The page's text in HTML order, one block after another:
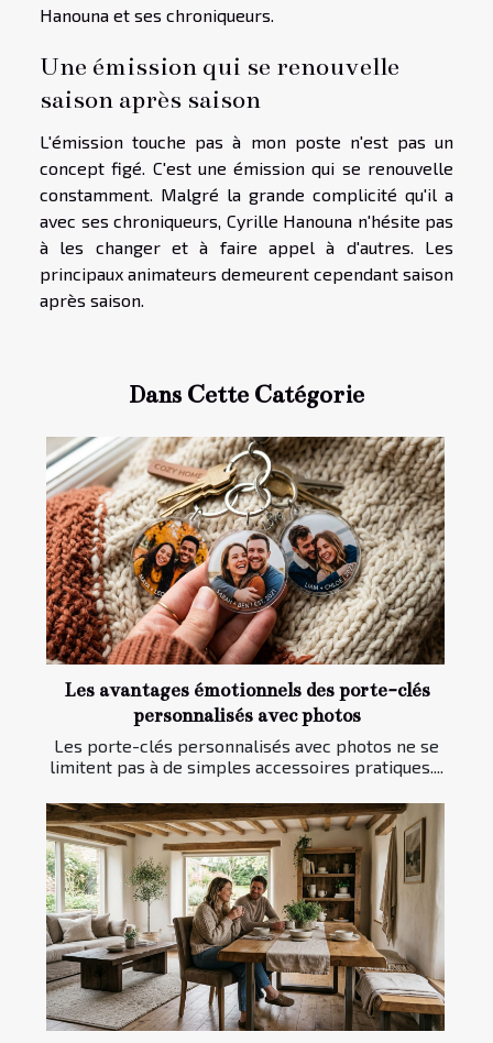
Hanouna et ses chroniqueurs.
Une émission qui se renouvelle
saison après saison
L'émission touche pas à mon poste n'est pas un
concept figé. C'est une émission qui se renouvelle
constamment. Malgré la grande complicité qu'il a
avec ses chroniqueurs, Cyrille Hanouna n'hésite pas
à les changer et à faire appel à d'autres. Les
principaux animateurs demeurent cependant saison
après saison.
Dans Cette Catégorie
Les avantages émotionnels des porte-clés
personnalisés avec photos
Les porte-clés personnalisés avec photos ne se
limitent pas à de simples accessoires pratiques....